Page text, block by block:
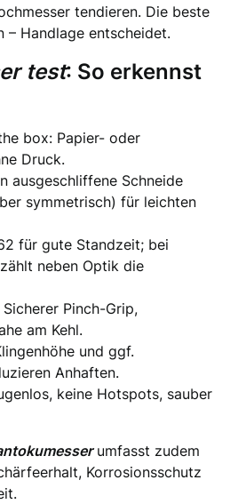
tendieren. Die beste
– Handlage entscheidet.
test: So erkennst
box: Papier- oder
Druck.
ausgeschliffene Schneide
symmetrisch) für leichten
für gute Standzeit; bei
neben Optik die
Pinch-Grip,
am Kehl.
und ggf.
Anhaften.
keine Hotspots, sauber
umfasst zudem
Korrosionsschutz